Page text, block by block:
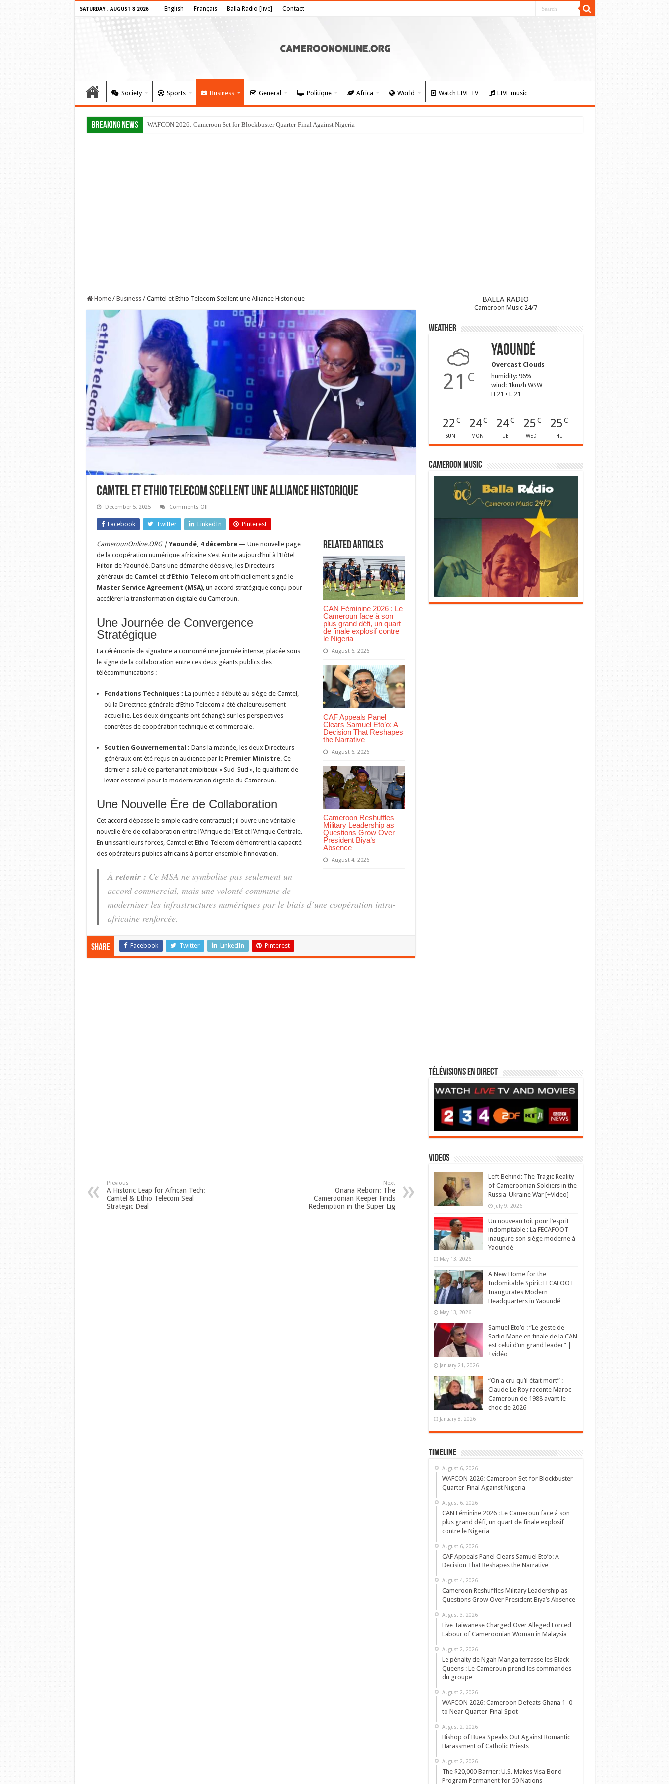
SATURDAY , AUGUST 8 2026 English Français Balla Radio [live] Contact
Society Sports Business General Politique Africa World Watch LIVE TV LIVE music
Breaking News WAFCON 2026: Cameroon Set for Blockbuster Quarter-Final Against Nigeria
Home / Business / Camtel et Ethio Telecom Scellent une Alliance Historique
Camtel et Ethio Telecom Scellent une Alliance Historique
December 5, 2025 Comments Offon
et
Ethio
Telecom
une
Alliance
Historique
Facebook Twitter LinkedIn Pinterest
Related Articles
CAN Féminine 2026 : Le
Cameroun face à son
plus grand défi, un quart
de finale explosif contre
le Nigeria
August 6, 2026
CAF Appeals Panel
Clears Samuel Eto’o: A
Decision That Reshapes
the Narrative
August 6, 2026
Cameroon Reshuffles
Military Leadership as
Questions Grow Over
President Biya’s
Absence
August 4, 2026
CamerounOnline.ORG | Yaoundé, 4 décembre— Une nouvelle page
de la coopération numérique africaine s’est écrite aujourd’hui à l’Hôtel
Hilton de Yaoundé. Dans une démarche décisive, les Directeurs
généraux de Camtel et d’Ethio Telecom ont officiellement signé le
Master Service Agreement (MSA), un accord stratégique conçu pour
accélérer la transformation digitale du Cameroun.
Une Journée de Convergence
Stratégique
La cérémonie de signature a couronné une journée intense, placée sous
le signe de la collaboration entre ces deux géants publics des
télécommunications :
Fondations Techniques : La journée a débuté au siège de Camtel,
où la Directrice générale d’Ethio Telecom a été chaleureusement
accueillie. Les deux dirigeants ont échangé sur les perspectives
concrètes de coopération technique et commerciale.
Soutien Gouvernemental : Dans la matinée, les deux Directeurs
généraux ont été reçus en audience par le Premier Ministre. Ce
dernier a salué ce partenariat ambitieux « Sud-Sud », le qualifiant de
levier essentiel pour la modernisation digitale du Cameroun.
Une Nouvelle Ère de Collaboration
Cet accord dépasse le simple cadre contractuel ; il ouvre une véritable
nouvelle ère de collaboration entre l’Afrique de l’Est et l’Afrique Centrale.
En unissant leurs forces, Camtel et Ethio Telecom démontrent la capacité
des opérateurs publics africains à porter ensemble l’innovation.
À retenir : Ce MSA ne symbolise pas seulement un
accord commercial, mais une volonté commune de
moderniser les infrastructures numériques par le biais d’une coopération intra-
africaine renforcée.
Share Facebook Twitter LinkedIn Pinterest
Previous
A Historic Leap for African Tech:
Camtel & Ethio Telecom Seal
Strategic Deal
Next
Onana Reborn: The
Cameroonian Keeper Finds
Redemption in the Süper Lig
BALLA RADIO
Cameroon Music 24/7
Weather
21 C
Yaoundé
Overcast Clouds
humidity: 96%
wind: 1km/h WSW
H 21 • L 21
22 C
SUN
24C
MON
24C
TUE
25C
WED
25C
THU
Cameroon Music
Télévisions en direct
Videos
Left Behind: The Tragic Reality
of Cameroonian Soldiers in the
Russia-Ukraine War [+Video]
July 9, 2026
Un nouveau toit pour l’esprit
indomptable : La FECAFOOT
inaugure son siège moderne à
Yaoundé
May 13, 2026
A New Home for the
Indomitable Spirit: FECAFOOT
Inaugurates Modern
Headquarters in Yaoundé
May 13, 2026
Samuel Eto’o : “Le geste de
Sadio Mane en finale de la CAN
est celui d’un grand leader” |
+vidéo
January 21, 2026
“On a cru qu’il était mort” :
Claude Le Roy raconte Maroc –
Cameroun de 1988 avant le
choc de 2026
January 8, 2026
Timeline
August 6, 2026
WAFCON 2026: Cameroon Set for Blockbuster
Quarter-Final Against Nigeria
August 6, 2026
CAN Féminine 2026 : Le Cameroun face à son
plus grand défi, un quart de finale explosif
contre le Nigeria
August 6, 2026
CAF Appeals Panel Clears Samuel Eto’o: A
Decision That Reshapes the Narrative
August 4, 2026
Cameroon Reshuffles Military Leadership as
Questions Grow Over President Biya’s Absence
August 3, 2026
Five Taiwanese Charged Over Alleged Forced
Labour of Cameroonian Woman in Malaysia
August 2, 2026
Le pénalty de Ngah Manga terrasse les Black
Queens : Le Cameroun prend les commandes
du groupe
August 2, 2026
WAFCON 2026: Cameroon Defeats Ghana 1–0
to Near Quarter-Final Spot
August 2, 2026
Bishop of Buea Speaks Out Against Romantic
Harassment of Catholic Priests
August 2, 2026
The $20,000 Barrier: U.S. Makes Visa Bond
Program Permanent for 50 Nations